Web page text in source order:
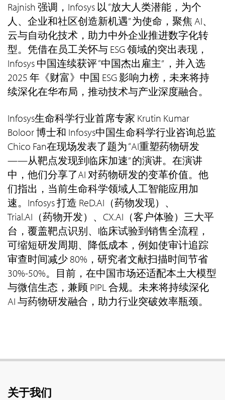
Rajnish 强调，Infosys 以 “放大人类潜能，为个
人、企业和社区创造新机遇” 为使命，聚焦 AI、
云与自动化技术，助力中外企业推进数字化转
型。凭借在员工关怀与 ESG 领域的突出表现，
Infosys 中国连续获评 “中国杰出雇主” ，并入选
2025 年《财富》中国 ESG 影响力榜，未来将持
续深化在华布局，推动技术与产业深度融合。
Infosys生命科学行业首席专家 Krutin Kumar
Boloor 博士和 Infosys中国生命科学行业咨询总监
Chico Fan在现场发表了题为 “AI重塑药物研发
——从靶点发现到临床加速” 的演讲。在演讲
中，他们分享了AI 对药物研发的变革价值。他
们指出，当前生命科学领域人工智能应用加
速。Infosys 打造 ReD.AI（药物发现）、
Trial.AI（药物开发）、CX.AI（客户体验）三大平
台，覆盖靶点识别、临床试验到销售全流程，
可缩短研发周期、降低成本，例如使审计追踪
审查时间减少 80%，研究者文献扫描时间节省
30%-50%。目前，在中国市场还适配本土大模型
与微信生态，兼顾 PIPL 合规。未来将持续深化
AI 与药物研发融合，助力行业突破效率瓶颈。
关于我们